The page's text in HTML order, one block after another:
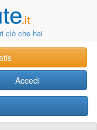
ciò che hai
Accedi